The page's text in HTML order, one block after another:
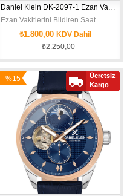
Ezan Vakitlerini Bildiren Saat
₺1.800,00 KDV Dahil
₺2.250,00
%15
Ücretsiz
Kargo